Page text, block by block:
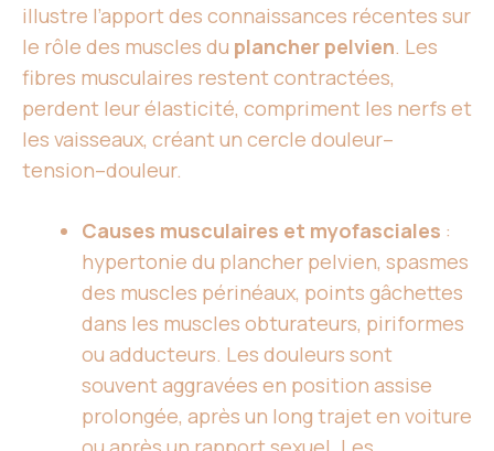
illustre l’apport des connaissances récentes sur
le rôle des muscles du plancher pelvien. Les
fibres musculaires restent contractées,
perdent leur élasticité, compriment les nerfs et
les vaisseaux, créant un cercle douleur–
tension–douleur.
Causes musculaires et myofasciales :
hypertonie du plancher pelvien, spasmes
des muscles périnéaux, points gâchettes
dans les muscles obturateurs, piriformes
ou adducteurs. Les douleurs sont
souvent aggravées en position assise
prolongée, après un long trajet en voiture